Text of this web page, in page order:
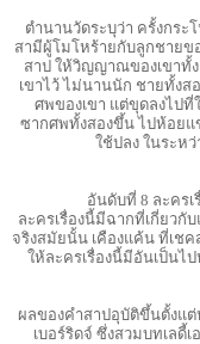
ตํานานวัดระบุว่า ครั้งกร
สามีผู้โมโหร้ายกับลูกชายข
สาป ให้วิญญาณของเขาทั้
เขาไว้ ไม่นานนัก ชายทั้ง
ศพของเขา แต่ขุดลงไปที่
ซากศพทั้งสองขึ้น ไปห้อยแ
ใช้ปลง ในระห
อันดับที่ 8 ละครเ
ละครเรื่องนี้มีฉากที่เกี่ยว
จริงสมัยนั้น เคืองแค้น ที่เชค
ให้ละครเรื่องนี้มีอันเป็นไ
ผลของคําสาปอุบัติขึ้นตั้งแ
เบอร์ริดจ์ ซึ่งสวมบทเลดี้